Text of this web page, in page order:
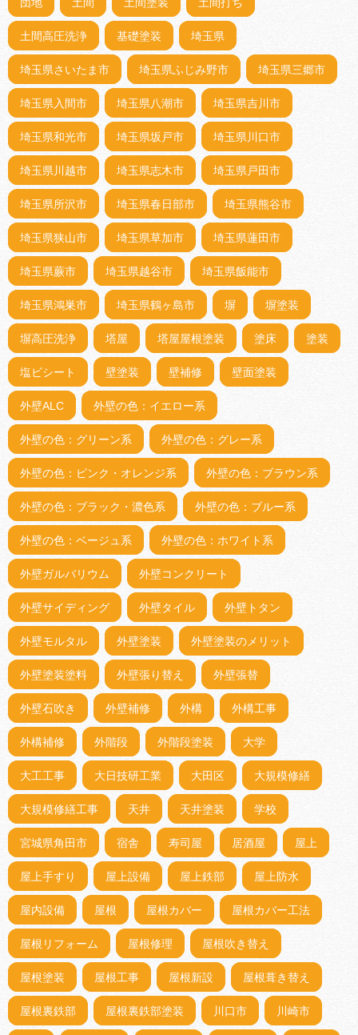
土間高圧洗浄 基礎塗装 埼玉県
埼玉県さいたま市 埼玉県ふじみ野市 埼玉県三郷市
埼玉県入間市 埼玉県八潮市 埼玉県吉川市
埼玉県和光市 埼玉県坂戸市 埼玉県川口市
埼玉県川越市 埼玉県志木市 埼玉県戸田市
埼玉県所沢市 埼玉県春日部市 埼玉県熊谷市
埼玉県狭山市 埼玉県草加市 埼玉県蓮田市
埼玉県蕨市 埼玉県越谷市 埼玉県飯能市
埼玉県鴻巣市 埼玉県鶴ヶ島市 塀 塀塗装
塀高圧洗浄 塔屋 塔屋屋根塗装 塗床 塗装
塩ビシート 壁塗装 壁補修 壁面塗装
外壁ALC 外壁の色：イエロー系
外壁の色：グリーン系 外壁の色：グレー系
外壁の色：ピンク・オレンジ系 外壁の色：ブラウン系
外壁の色：ブラック・濃色系 外壁の色：ブルー系
外壁の色：ベージュ系 外壁の色：ホワイト系
外壁ガルバリウム 外壁コンクリート
外壁サイディング 外壁タイル 外壁トタン
外壁モルタル 外壁塗装 外壁塗装のメリット
外壁塗装塗料 外壁張り替え 外壁張替
外壁石吹き 外壁補修 外構 外構工事
外構補修 外階段 外階段塗装 大学
大工工事 大日技研工業 大田区 大規模修繕
大規模修繕工事 天井 天井塗装 学校
宮城県角田市 宿舎 寿司屋 居酒屋 屋上
屋上手すり 屋上設備 屋上鉄部 屋上防水
屋内設備 屋根 屋根カバー 屋根カバー工法
屋根リフォーム 屋根修理 屋根吹き替え
屋根塗装 屋根工事 屋根新設 屋根葺き替え
屋根裏鉄部 屋根裏鉄部塗装 川口市 川崎市